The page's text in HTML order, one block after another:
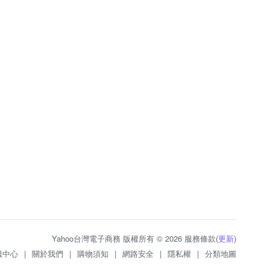
Yahoo台灣電子商務 版權所有 © 2026 服務條款(更新)
中心 | 關於我們 | 購物須知 | 網路安全 | 隱私權 | 分類地圖